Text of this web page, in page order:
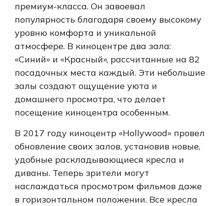
премиум-класса. Он завоевал
популярность благодаря своему высокому
уровню комфорта и уникальной
атмосфере. В киноцентре два зала:
«Синий» и «Красный», рассчитанные на 82
посадочных места каждый. Эти небольшие
залы создают ощущение уюта и
домашнего просмотра, что делает
посещение киноцентра особенным.
В 2017 году киноцентр «Hollywood» провел
обновление своих залов, установив новые,
удобные раскладывающиеся кресла и
диваны. Теперь зрители могут
наслаждаться просмотром фильмов даже
в горизонтальном положении. Все кресла